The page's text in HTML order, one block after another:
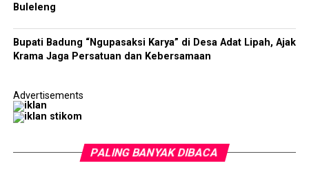
Buleleng
Bupati Badung “Ngupasaksi Karya” di Desa Adat Lipah, Ajak
Krama Jaga Persatuan dan Kebersamaan
Advertisements
PALING BANYAK DIBACA